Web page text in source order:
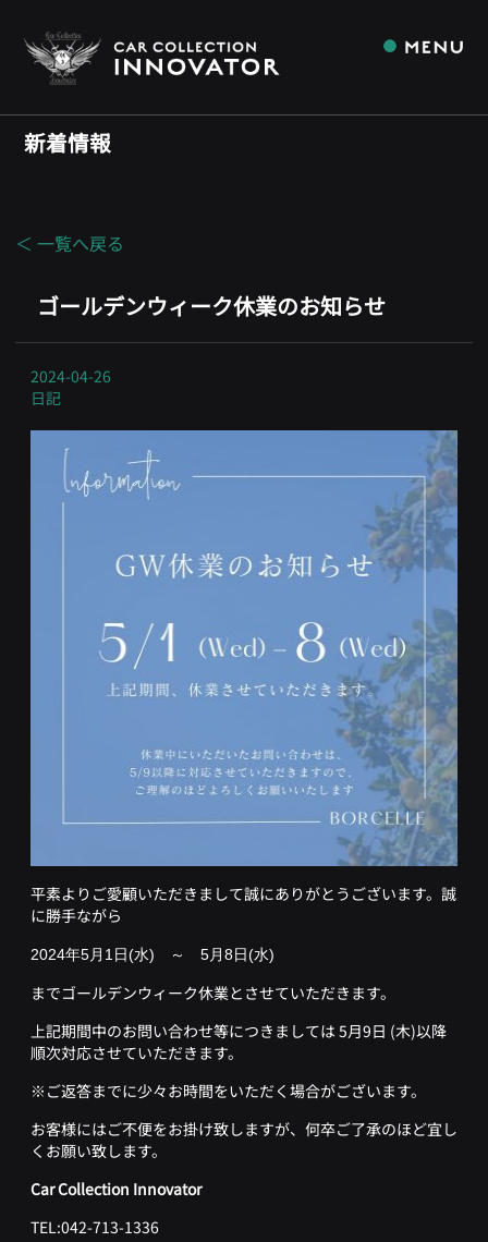
新着情報
＜ 一覧へ戻る
ゴールデンウィーク休業のお知らせ
2024-04-26
日記
平素よりご愛顧いただきまして誠にありがとうございます。 誠
に勝手ながら
2024年5月1日(水) ～ 5月8日(水)
までゴールデンウィーク休業とさせていただきます。
上記期間中のお問い合わせ等につきましては 5月9日 (木)以降
順次対応させていただきます。
※ご返答までに少々お時間をいただく場合がございます。
お客様にはご不便をお掛け致しますが、何卒ご了承のほど宜し
くお願い致します。
Car Collection Innovator
TEL:042-713-1336